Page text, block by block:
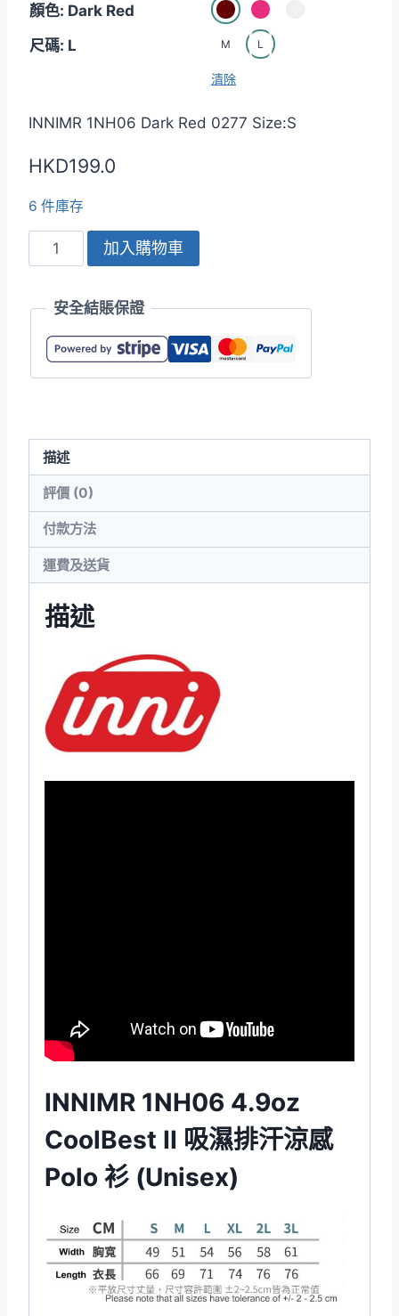
HKD199.0
顏色: Dark Red
尺碼: L
M L
清除
INNIMR 1NH06 Dark Red 0277 Size:S
HKD199.0
6 件庫存
INNIMR
1NH06
CoolBest
(Unisex)
數
加入購物車
安全結賬保證
描述
評價 (0)
付款方法
運費及送貨
描述
INNIMR 1NH06 4.9oz
CoolBest II 吸濕排汗涼感
Polo 衫 (Unisex)